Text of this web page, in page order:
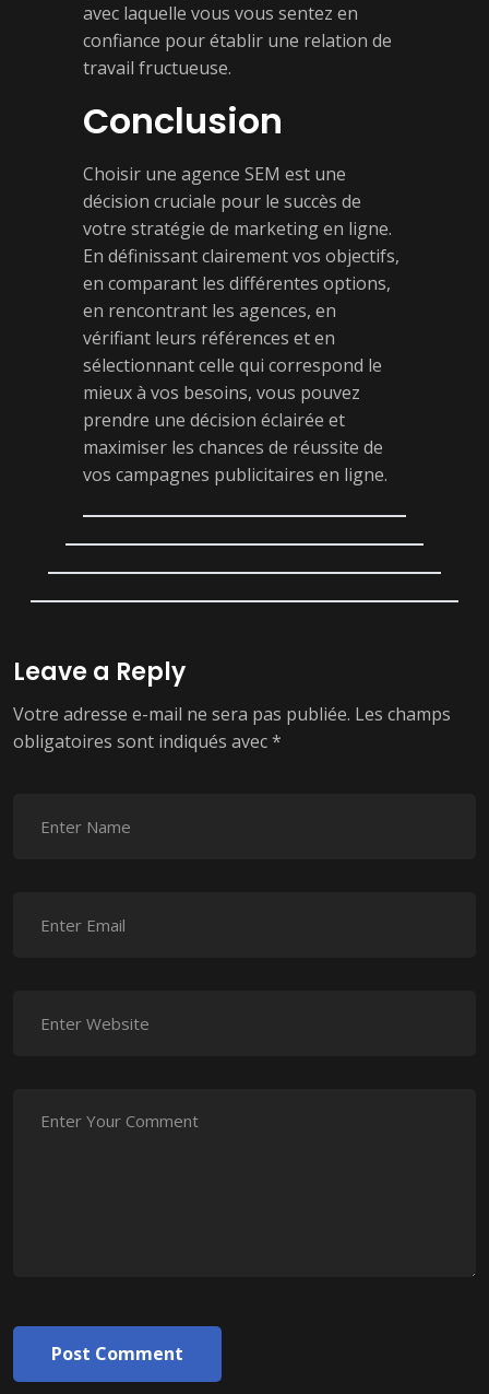
avec laquelle vous vous sentez en
confiance pour établir une relation de
travail fructueuse.
Conclusion
Choisir une agence SEM est une
décision cruciale pour le succès de
votre stratégie de marketing en ligne.
En définissant clairement vos objectifs,
en comparant les différentes options,
en rencontrant les agences, en
vérifiant leurs références et en
sélectionnant celle qui correspond le
mieux à vos besoins, vous pouvez
prendre une décision éclairée et
maximiser les chances de réussite de
vos campagnes publicitaires en ligne.
Leave a Reply
Votre adresse e-mail ne sera pas publiée. Les champs
obligatoires sont indiqués avec*
Post Comment